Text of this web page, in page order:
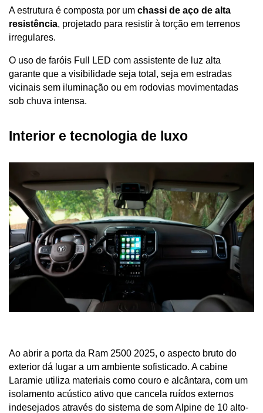
A estrutura é composta por um chassi de aço de alta
resistência, projetado para resistir à torção em terrenos
irregulares.
O uso de faróis Full LED com assistente de luz alta
garante que a visibilidade seja total, seja em estradas
vicinais sem iluminação ou em rodovias movimentadas
sob chuva intensa.
Interior e tecnologia de luxo
Ao abrir a porta da Ram 2500 2025, o aspecto bruto do
exterior dá lugar a um ambiente sofisticado. A cabine
Laramie utiliza materiais como couro e alcântara, com um
isolamento acústico ativo que cancela ruídos externos
indesejados através do sistema de som Alpine de 10 alto-